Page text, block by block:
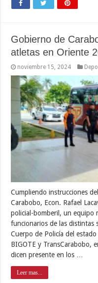
Gobierno de
atletas en Oriente
noviembre 15, 2024
Cumpliendo instrucciones
Carabobo, Econ. Rafael
policial-bomberil, un equipo
funcionarios de las distintas
Cuerpo de Policía del
BIGOTE y TransCarabobo,
dicen presente en los …
Leer mas...